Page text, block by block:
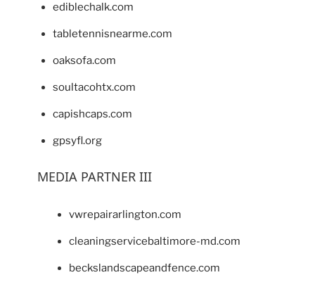
ediblechalk.com
tabletennisnearme.com
oaksofa.com
soultacohtx.com
capishcaps.com
gpsyfl.org
MEDIA PARTNER III
vwrepairarlington.com
cleaningservicebaltimore-md.com
beckslandscapeandfence.com